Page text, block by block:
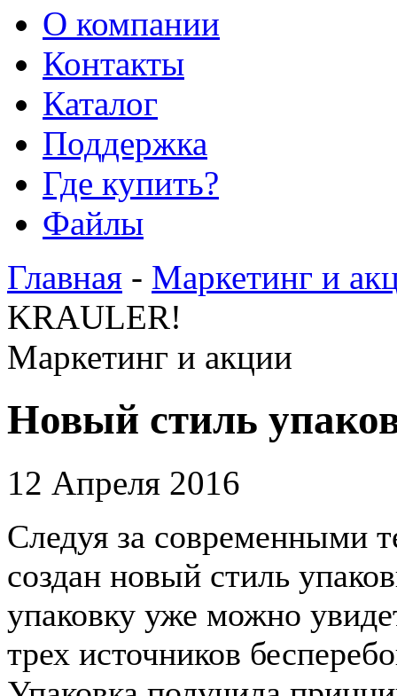
О компании
Контакты
Каталог
Поддержка
Где купить?
Файлы
Главная - Маркетинг и
KRAULER!
Маркетинг и акции
Новый стиль
12 Апреля 2016
Следуя за современными
создан новый стиль
упаковку уже можно
трех источников